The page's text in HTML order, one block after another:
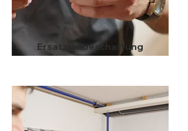
Ersatzteilbeschaffung